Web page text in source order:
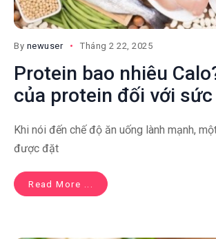
By newuser Tháng 2 22, 2025
Protein bao nhiêu
của protein đối với
Khi nói đến chế độ ăn uống lành mạnh,
được đặt
Read More ...